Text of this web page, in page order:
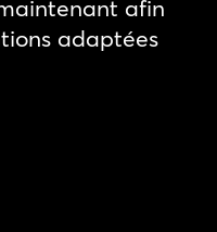
afin
adaptées